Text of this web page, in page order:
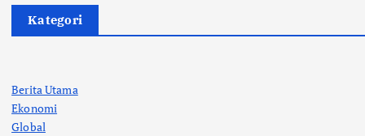
Kategori
Berita Utama
Ekonomi
Global